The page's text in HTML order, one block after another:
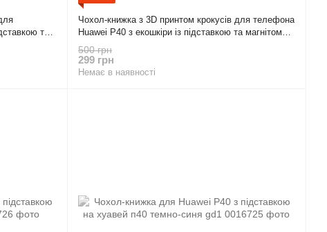
та
Чохол-книжка з 3D принтом крокусів для телефона
Huawei P40 з екошкіри із підставкою та магнітом
бордова gd2
500 грн
299 грн
Немає в наявності